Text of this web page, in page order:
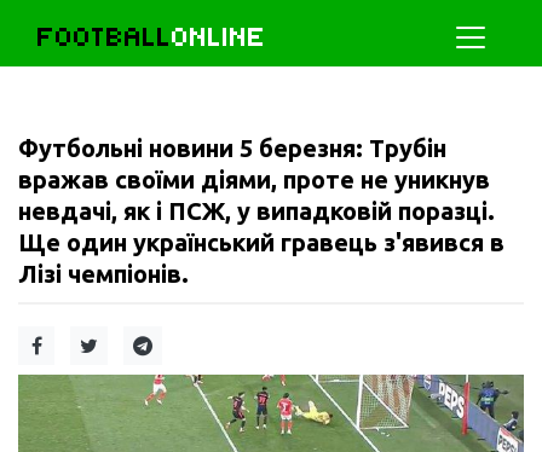
FOOTBALLONLINE
Футбольні новини 5 березня: Трубін
вражав своїми діями, проте не уникнув
невдачі, як і ПСЖ, у випадковій поразці.
Ще один український гравець з'явився в
Лізі чемпіонів.